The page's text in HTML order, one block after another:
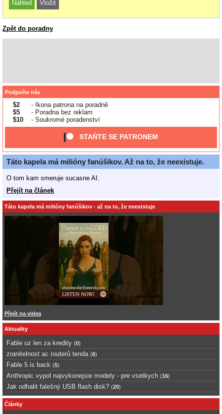
Zpět do poradny
Podpořte nás
$2
- Ikona patrona na poradně
$5
- Poradna bez reklam
$10
- Soukromé poradenství
STAŇTE SE PATRONEM
Táto kapela má milióny fanúšikov. Až na to, že neexistuje.
O tom kam smeruje sucasne AI.
Přejít na článek
Táto kapela má milióny fanúšikov - až na to, že neexistuje
Přejít na videa
Aktuality
Fable uz len za kredity (0)
zranitelnost ac routerů tenda (6)
Fable 5 is back (5)
Anthropic vypol najvykonejsie modely - pre vsetkych (16)
Jak odhalit falešný USB flash disk? (20)
Články